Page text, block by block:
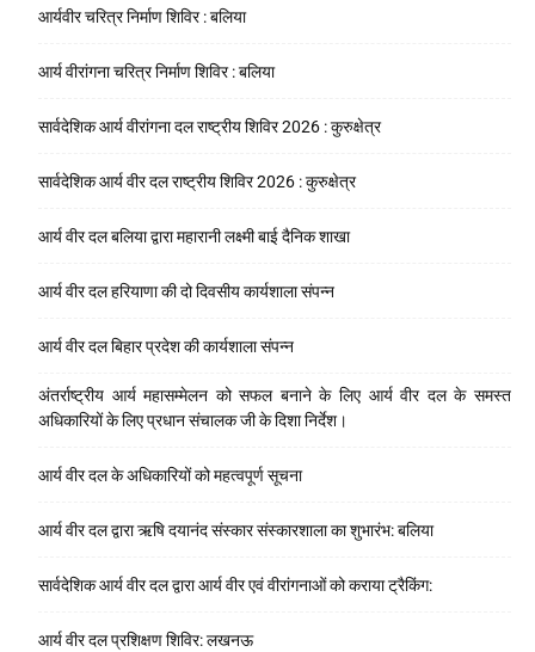
आर्यवीर चरित्र निर्माण शिविर : बलिया
आर्य वीरांगना चरित्र निर्माण शिविर : बलिया
सार्वदेशिक आर्य वीरांगना दल राष्ट्रीय शिविर 2026 : कुरुक्षेत्र
सार्वदेशिक आर्य वीर दल राष्ट्रीय शिविर 2026 : कुरुक्षेत्र
आर्य वीर दल बलिया द्वारा महारानी लक्ष्मी बाई दैनिक शाखा
आर्य वीर दल हरियाणा की दो दिवसीय कार्यशाला संपन्न
आर्य वीर दल बिहार प्रदेश की कार्यशाला संपन्न
अंतर्राष्ट्रीय आर्य महासम्मेलन को सफल बनाने के लिए आर्य वीर दल के समस्त
अधिकारियों के लिए प्रधान संचालक जी के दिशा निर्देश।
आर्य वीर दल के अधिकारियों को महत्वपूर्ण सूचना
आर्य वीर दल द्वारा ऋषि दयानंद संस्कार संस्कारशाला का शुभारंभ: बलिया
सार्वदेशिक आर्य वीर दल द्वारा आर्य वीर एवं वीरांगनाओं को कराया ट्रैकिंग:
आर्य वीर दल प्रशिक्षण शिविर: लखनऊ